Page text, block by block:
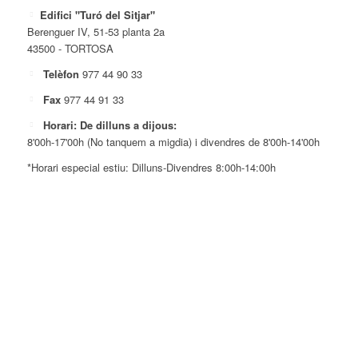
Edifici "Turó del Sitjar"
Berenguer IV, 51-53 planta 2a
43500 - TORTOSA
Telèfon 977 44 90 33
Fax 977 44 91 33
Horari: De dilluns a dijous:
8'00h-17'00h (No tanquem a migdia) i divendres de 8'00h-14'00h
*Horari especial estiu: Dilluns-Divendres 8:00h-14:00h